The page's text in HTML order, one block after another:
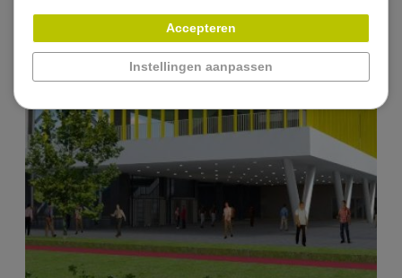
Accepteren
Instellingen aanpassen
Contact